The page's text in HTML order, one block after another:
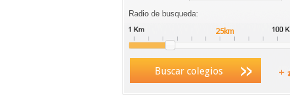
Radio de busqueda:
Buscar colegios